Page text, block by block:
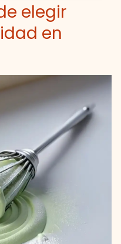
elegir
en